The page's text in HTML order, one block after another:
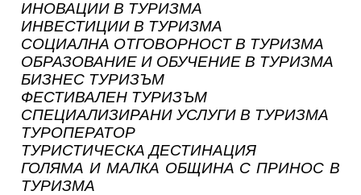
ИНОВАЦИИ В ТУРИЗМА
ИНВЕСТИЦИИ В ТУРИЗМА
СОЦИАЛНА ОТГОВОРНОСТ В ТУРИЗМА
ОБРАЗОВАНИЕ И ОБУЧЕНИЕ В ТУРИЗМА
БИЗНЕС ТУРИЗЪМ
ФЕСТИВАЛЕН ТУРИЗЪМ
СПЕЦИАЛИЗИРАНИ УСЛУГИ В ТУРИЗМА
ТУРОПЕРАТОР
ТУРИСТИЧЕСКА ДЕСТИНАЦИЯ
ГОЛЯМА И МАЛКА ОБЩИНА С ПРИНОС В
ТУРИЗМА